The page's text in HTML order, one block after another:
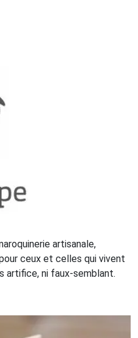
artisanale,
ceux et celles qui vivent
artifice, ni faux-semblant.